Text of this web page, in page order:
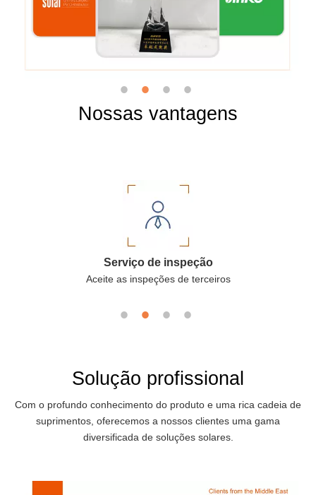
Nossas vantagens
Garantia comercial
Os pedidos do Alibaba podem proteger seu pagamento e
Solução profissional
Com o profundo conhecimento do produto e uma rica cadeia de
suprimentos, oferecemos a nossos clientes uma gama
diversificada de soluções solares.